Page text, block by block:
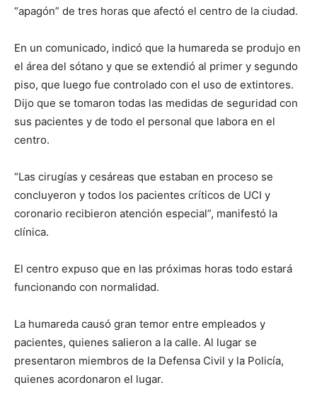
“apagón” de tres horas que afectó el centro de la ciudad.
En un comunicado, indicó que la humareda se produjo en
el área del sótano y que se extendió al primer y segundo
piso, que luego fue controlado con el uso de extintores.
Dijo que se tomaron todas las medidas de seguridad con
sus pacientes y de todo el personal que labora en el
centro.
“Las cirugías y cesáreas que estaban en proceso se
concluyeron y todos los pacientes críticos de UCI y
coronario recibieron atención especial”, manifestó la
clínica.
El centro expuso que en las próximas horas todo estará
funcionando con normalidad.
La humareda causó gran temor entre empleados y
pacientes, quienes salieron a la calle. Al lugar se
presentaron miembros de la Defensa Civil y la Policía,
quienes acordonaron el lugar.